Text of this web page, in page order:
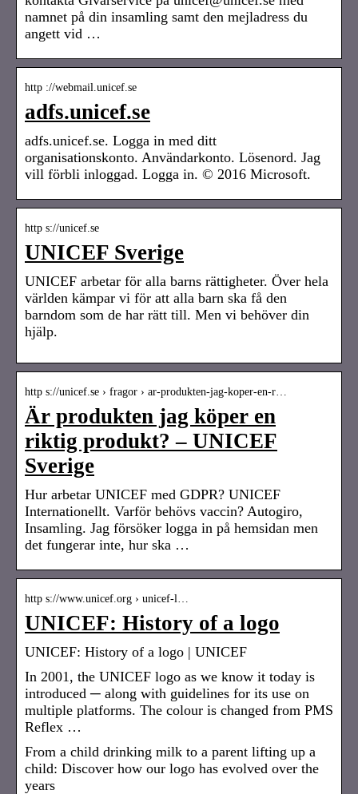
namnet på din insamling samt den mejladress du
angett vid …
http ://webmail.unicef.se
adfs.unicef.se
adfs.unicef.se. Logga in med ditt
organisationskonto. Användarkonto. Lösenord. Jag
vill förbli inloggad. Logga in. © 2016 Microsoft.
http s://unicef.se
UNICEF Sverige
UNICEF arbetar för alla barns rättigheter. Över hela
världen kämpar vi för att alla barn ska få den
barndom som de har rätt till. Men vi behöver din
hjälp.
http s://unicef.se › fragor › ar-produkten-jag-koper-en-r…
Är produkten jag köper en
riktig produkt? – UNICEF
Sverige
Hur arbetar UNICEF med GDPR? UNICEF
Internationellt. Varför behövs vaccin? Autogiro,
Insamling. Jag försöker logga in på hemsidan men
det fungerar inte, hur ska …
http s://www.unicef.org › unicef-l…
UNICEF: History of a logo
UNICEF: History of a logo | UNICEF
In 2001, the UNICEF logo as we know it today is
introduced ─ along with guidelines for its use on
multiple platforms. The colour is changed from PMS
Reflex …
From a child drinking milk to a parent lifting up a
child: Discover how our logo has evolved over the
years